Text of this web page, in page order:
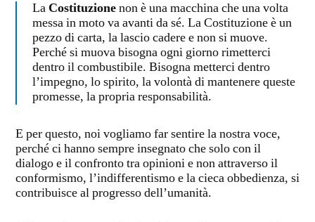
La Costituzionenon è una macchina che una volta
messa in moto va avanti da sé. La Costituzione è un
pezzo di carta, la lascio cadere e non si muove.
Perché si muova bisogna ogni giorno rimetterci
dentro il combustibile. Bisogna metterci dentro
l’impegno, lo spirito, la volontà di mantenere queste
promesse, la propria responsabilità.
E per questo, noi vogliamo far sentire la nostra voce,
perché ci hanno sempre insegnato che solo con il
dialogo e il confronto tra opinioni e non attraverso il
conformismo, l’indifferentismo e la cieca obbedienza, si
contribuisce al progresso dell’umanità.